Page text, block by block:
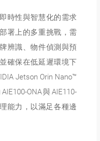
時性與智慧化的需求
署上的多重挑戰，需
辨識、物件偵測與預
確保在低延遲環境下
Jetson Orin Nano™
ONA與AIE110-
能力，以滿足各種邊